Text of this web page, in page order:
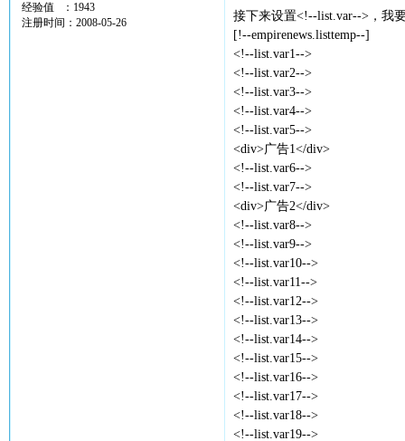
经验值 ：1943
注册时间：2008-05-26
接下来设置<!--list.var-->，我
[!--empirenews.listtemp--]
<!--list.var1-->
<!--list.var2-->
<!--list.var3-->
<!--list.var4-->
<!--list.var5-->
<div>广告1</div>
<!--list.var6-->
<!--list.var7-->
<div>广告2</div>
<!--list.var8-->
<!--list.var9-->
<!--list.var10-->
<!--list.var11-->
<!--list.var12-->
<!--list.var13-->
<!--list.var14-->
<!--list.var15-->
<!--list.var16-->
<!--list.var17-->
<!--list.var18-->
<!--list.var19-->